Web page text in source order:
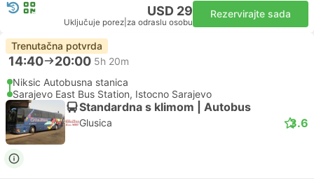
USD 29
Uključuje porez za odraslu osobu
Rezervirajte sada
Trenutačna potvrda
14:40 20:00 5h 20m
Niksic Autobusna stanica
Sarajevo East Bus Station, Istocno Sarajevo
Standardna s klimom | Autobus
Glusica 3.6